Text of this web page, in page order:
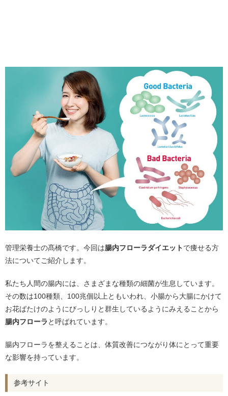
管理栄養士の髙橋です。今回は腸内フローラダイエットで痩せる方
法についてご紹介します。
私たち人間の腸内には、さまざまな種類の細菌が生息しています。
その数は100種類、100兆個以上ともいわれ、小腸から大腸にかけて
お花ばたけのようにびっしりと群生しているようにみえることから
腸内フローラ と呼ばれています。
腸内フローラを整えることは、体質改善につながり体にとって重要
な影響を持っています。
参考サイト